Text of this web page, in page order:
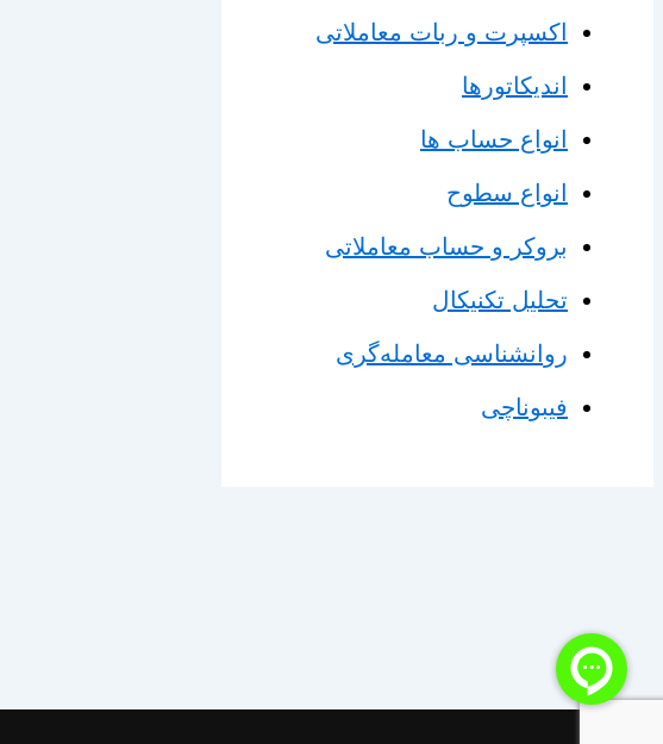
اکسپرت و ربات معاملاتی
اندیکاتورها
انواع حساب ها
انواع سطوح
بروکر و حساب معاملاتی
تحلیل تکنیکال
روانشناسی معامله‌گری
فیبوناچی